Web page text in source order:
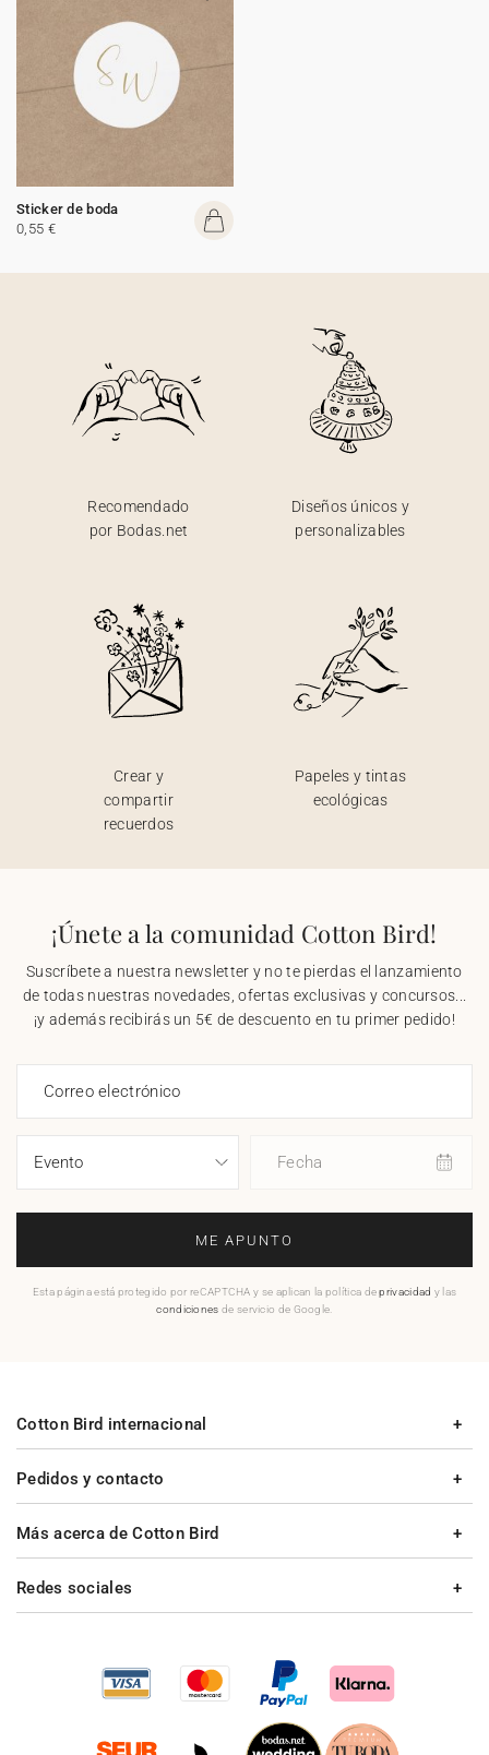
Sticker de boda
0,55 €
Recomendado
por Bodas.net
Diseños únicos y
personalizables
Crear y
compartir
recuerdos
Papeles y tintas
ecológicas
¡Únete a la comunidad Cotton Bird!
Suscríbete a nuestra newsletter y no te pierdas el lanzamiento
de todas nuestras novedades, ofertas exclusivas y concursos...
¡y además recibirás un 5€ de descuento en tu primer pedido!
Correo electrónico
Fecha
ME APUNTO
Esta página está protegido por reCAPTCHA y se aplican la política deprivacidad y las
condiciones de servicio de Google.
Pedidos y contacto
Más acerca de Cotton Bird
Cotton Bird internacional
Redes sociales